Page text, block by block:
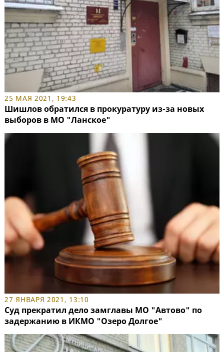
25 МАЯ 2021, 19:43
Шишлов обратился в прокуратуру из-за новых
выборов в МО "Ланское"
27 ЯНВАРЯ 2021, 13:10
Суд прекратил дело замглавы МО "Автово" по
задержанию в ИКМО "Озеро Долгое"